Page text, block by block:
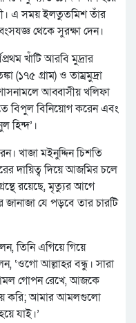
এ সময় ইলতুতমিশ তাঁর
থেকে সুরক্ষা দেন।
খাঁটি আরবি মুদ্রার
(১৭৫ গ্রাম) ও তাম্রমুদ্রা
আব্বাসীয় খলিফা
বিপুল বিনিয়োগ করেন এবং
হিন্দ’।
খাজা মইনুদ্দিন চিশতি
দায়িত্ব দিয়ে আজমির চলে
রয়েছে, মৃত্যুর আগে
যে পড়বে তার চারটি
তিনি এগিয়ে গিয়ে
‘ওগো আল্লাহর বন্ধু। সারা
গোপন রেখে, আজকে
করি; আমার আমলগুলো
যাই।’